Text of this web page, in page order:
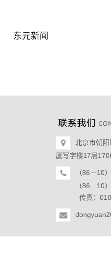
东元新闻
北京市朝
厦写字楼17层
（86－10
（86－10）
传真：